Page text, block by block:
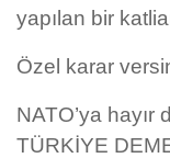
yapılan bir
Özel karar
NATO’ya
TÜRKİYE